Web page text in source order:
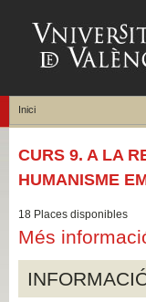
Inici
CURS 9. A LA
HUMANISME
18 Places disponibles
Més